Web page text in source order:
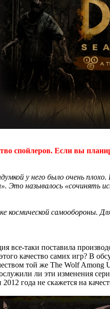
спойлеров. Если вы
у него было очень
Это называлось
космической самообороны.
все-таки поставила
качество самих игр? В
той же The Wolf
ли эти изменения
года не скажется на